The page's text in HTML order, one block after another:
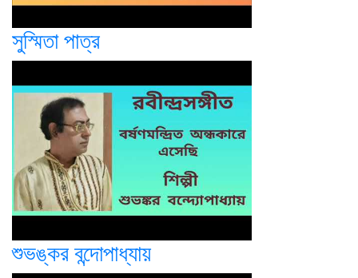
সুস্মিতা পাত্র
শুভঙ্কর বন্দোপাধ্যায়